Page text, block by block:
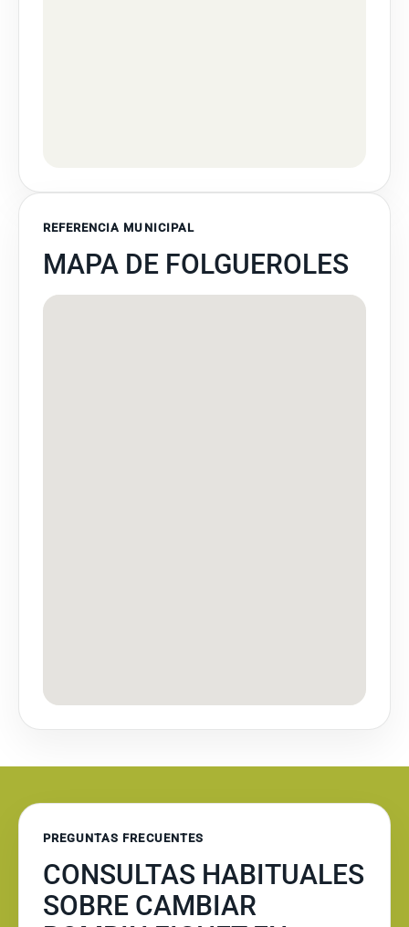
REFERENCIA MUNICIPAL
MAPA DE FOLGUEROLES
PREGUNTAS FRECUENTES
CONSULTAS HABITUALES
SOBRE CAMBIAR